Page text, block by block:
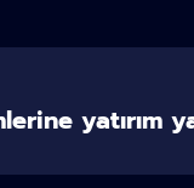
yatırım